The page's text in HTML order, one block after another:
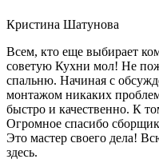
Кристина Шатунова
Всем, кто еще выбирает
советую Кухни мол! Не
спальню. Начиная с
монтажом никаких
быстро и качественно. К
Огромное спасибо
Это мастер своего дела!
здесь.